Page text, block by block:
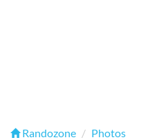
Randozone
Photos